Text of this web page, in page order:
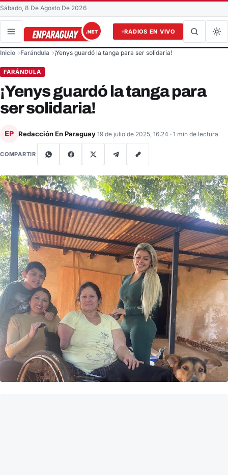
Sábado, 8 De Agosto De 2026
RADIOS EN VIVO
Buscar en el sitio
Inicio Farándula ¡Yenys guardó la tanga para ser solidaria!
FARÁNDULA
¡Yenys guardó la tanga para
ser solidaria!
EP Redacción En Paraguay 19 de julio de 2025, 16:24 · 1 min de lectura
COMPARTIR